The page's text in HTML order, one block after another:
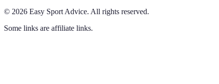
© 2026 Easy Sport Advice. All rights reserved.
Some links are affiliate links.